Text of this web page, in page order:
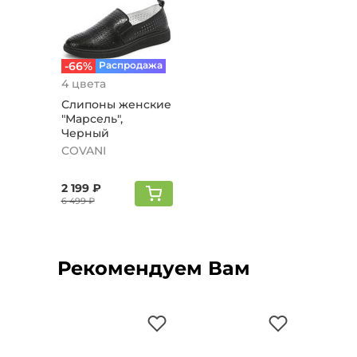
-66% Распродажа
4 цвета
Слипоны женские
"Марсель",
Черный
COVANI
2 199 ₽
6 499 ₽
Рекомендуем Вам